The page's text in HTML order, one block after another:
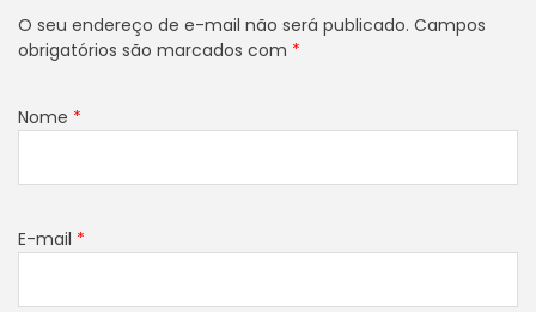
O seu endereço de e-mail não será publicado. Campos
obrigatórios são marcados com *
Nome *
E-mail *